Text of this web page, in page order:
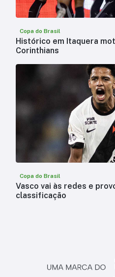
Copa do Brasil
Histórico em Itaquera
Corinthians
Copa do Brasil
Vasco vai às redes e
classificação